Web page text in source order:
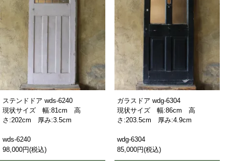
ステンドドア wds-6240
現状サイズ 幅:81cm 高
さ:202cm 厚み:3.5cm
wds-6240
98,000円(税込)
ガラスドア wdg-6304
現状サイズ 幅:86cm 高
さ:203.5cm 厚み:4.9cm
wdg-6304
85,000円(税込)